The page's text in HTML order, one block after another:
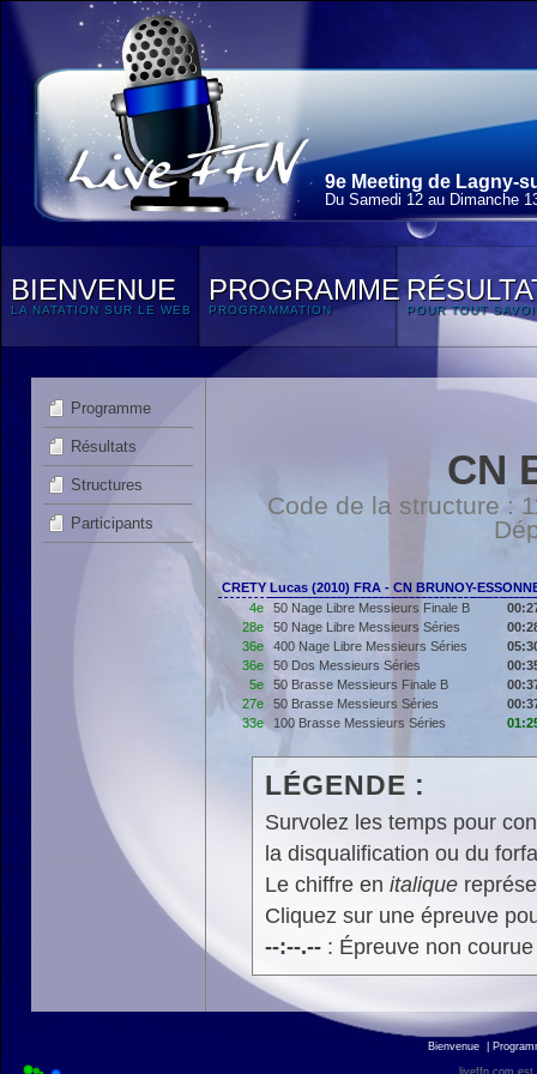
9e Meeting de Lagny-
Du Samedi 12 au Dimanche
BIENVENUE
LA NATATION SUR LE WEB
PROGRAMME
PROGRAMMATION POUR TOUT
Programme
Résultats
Structures
Participants
CN
Code de la structure :
CRETY Lucas (2010) FRA - CN BRUNOY-
4e
50 Nage Libre Messieurs Finale B
28e
50 Nage Libre Messieurs Séries
36e
400 Nage Libre Messieurs Séries
36e
50 Dos Messieurs Séries
5e
50 Brasse Messieurs Finale B
27e
50 Brasse Messieurs Séries
33e
100 Brasse Messieurs Séries
LÉGENDE :
Survolez les temps pour
la disqualification ou du
Le chiffre en italique
Cliquez sur une épreuve
--:--.--: Épreuve non
Bienvenue
liveffn.com est